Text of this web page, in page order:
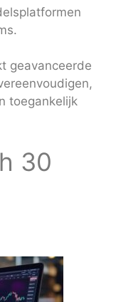
geavanceerde
toegankelijk
30